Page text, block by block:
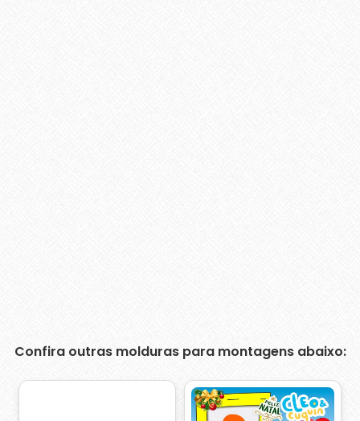
Confira outras molduras para montagens abaixo: